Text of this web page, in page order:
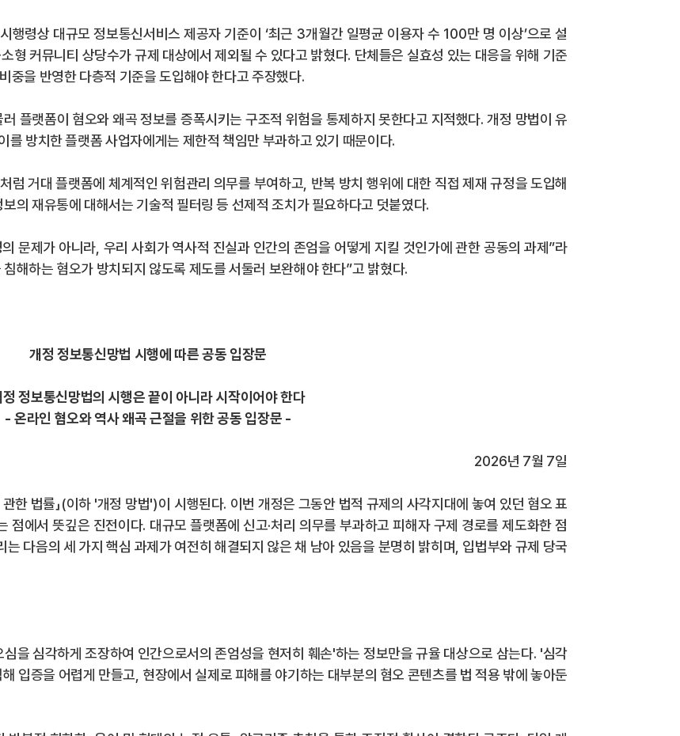
시행령상 대규모 정보통신서비스 제공자 기준이 ‘최근 3개월간 일평균 이용자 수 100만 명 이상’으로 설
형 커뮤니티 상당수가 규제 대상에서 제외될 수 있다고 밝혔다. 단체들은 실효성 있는 대응을 위해 기준
중을 반영한 다층적 기준을 도입해야 한다고 주장했다.
러 플랫폼이 혐오와 왜곡 정보를 증폭시키는 구조적 위험을 통제하지 못한다고 지적했다.개정 망법이 유
를 방치한 플랫폼 사업자에게는 제한적 책임만 부과하고 있기 때문이다.
처럼 거대 플랫폼에 체계적인 위험관리 의무를 부여하고 반복 방치 행위에 대한 직접 제재 규정을 도입해
의 재유통에 대해서는 기술적 필터링 등 선제적 조치가 필요하다고 덧붙였다.
문제가 아니라 우리 사회가 역사적 진실과 인간의 존엄을 어떻게 지킬 것인가에 관한 공동의 과제 ”라
해하는 혐오가 방치되지 않도록 제도를 서둘러 보완해야 한다”고 밝혔다.
개정 정보통신망법 시행에 따른 공동 입장문
정 정보통신망법의 시행은 끝이 아니라 시작이어야 한다
-온라인 혐오와 역사 왜곡 근절을 위한 공동 입장문 -
2026년 7월 7일
한 법률」(이하 '개정 망법')이 시행된다. 이번 개정은 그동안 법적 규제의 사각지대에 놓여 있던 혐오 표
점에서 뜻깊은 진전이다. 대규모 플랫폼에 신고·처리 의무를 부과하고 피해자 구제 경로를 제도화한 점
는 다음의 세 가지 핵심 과제가 여전히 해결되지 않은 채 남아 있음을 분명히 밝히며 입법부와 규제 당국
심을 심각하게 조장하여 인간으로서의 존엄성을 현저히 훼손'하는 정보만을 규율 대상으로 삼는다. '심각
입증을 어렵게 만들고 현장에서 실제로 피해를 야기하는 대부분의 혐오 콘텐츠를 법 적용 밖에 놓아둔